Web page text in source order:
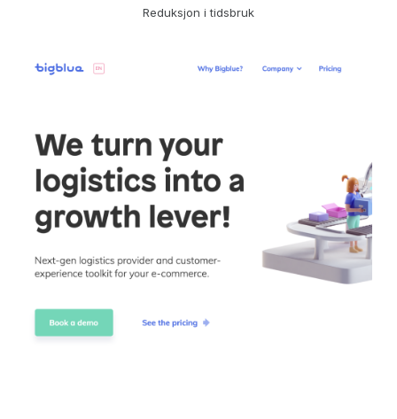
Reduksjon i tidsbruk